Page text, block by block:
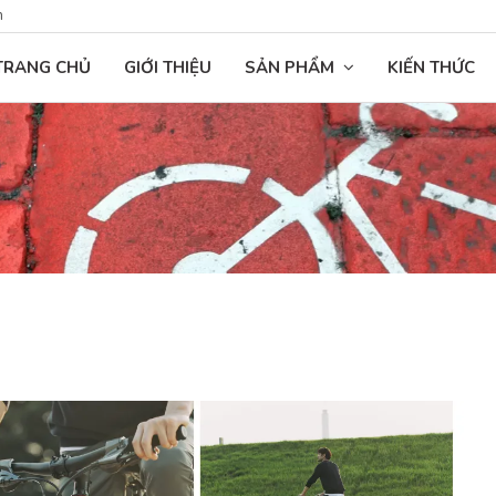
CHỦ GIỚI THIỆU SẢN PHẨM KIẾN THỨC